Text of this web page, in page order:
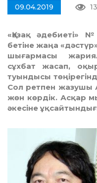
09.04.2019
«Қазақ әдебиеті»
бетіне жаңа
шығармасы
сұхбат жасап,
туындысы
Сол ретпен жазушы
жөн көрдік. Асқар
әкесіне